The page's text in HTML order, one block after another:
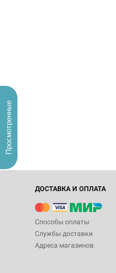
ДОСТАВКА И ОПЛАТА
Способы оплаты
Службы доставки
Адреса магазинов
Просмотренные